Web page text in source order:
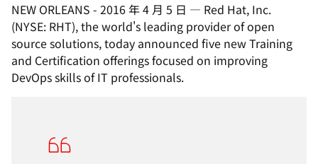
NEW ORLEANS - 2016 年 4 月 5 日 — Red Hat, Inc.
(NYSE: RHT), the world's leading provider of open
source solutions, today announced five new Training
and Certification offerings focused on improving
DevOps skills of IT professionals.